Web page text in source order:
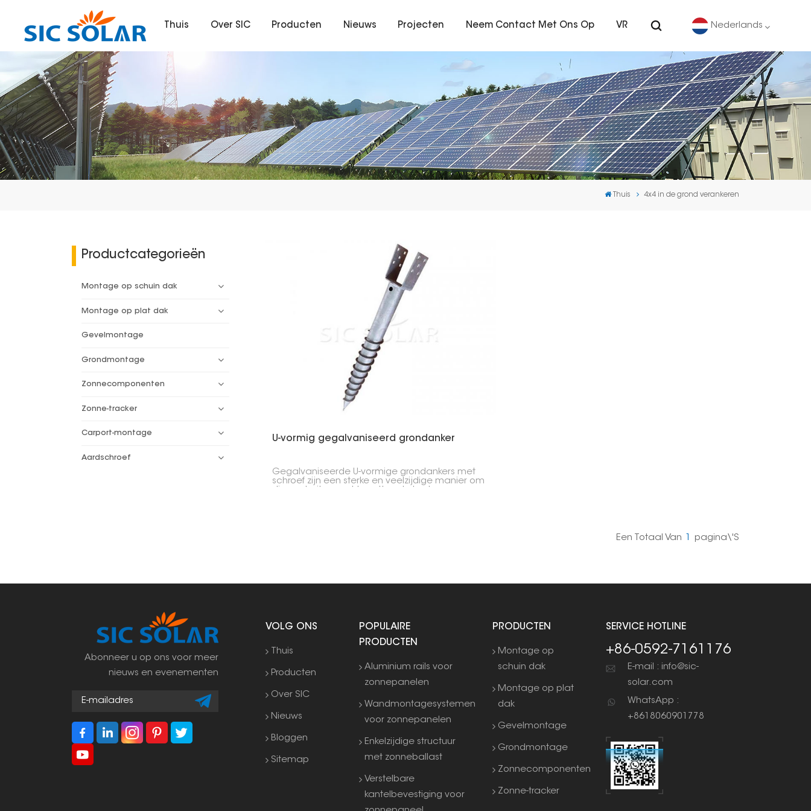
Thuis Over SIC Producten Nieuws Projecten Neem Contact Met Ons Op VR Nederlands
English
Deutsch
español
português
Thuis 4x4 in de grond verankeren
Productcategorieën
Montage op schuin dak
Montage op plat dak
Gevelmontage
Grondmontage
Zonnecomponenten
Zonne-tracker
Carport-montage
Aardschroef
U-vormig gegalvaniseerd grondanker
Gegalvaniseerde U-vormige grondankers met
schroef zijn een sterke en veelzijdige manier om
Een Totaal Van Pagina\'s
Abonneer u op ons voor meer
nieuws en evenementen
VOLG ONS
Thuis
Producten
Over SIC
Nieuws
Bloggen
Sitemap
POPULAIRE
PRODUCTEN
Aluminium rails voor
zonnepanelen
Wandmontagesystemen
voor zonnepanelen
Enkelzijdige structuur
met zonneballast
Verstelbare
kantelbevestiging voor
PRODUCTEN
Montage op
schuin dak
Montage op plat
dak
Gevelmontage
Grondmontage
Zonnecomponenten
Zonne-tracker
SERVICE HOTLINE
+86-0592-7161176
E-mail : info@sic-
solar.com
WhatsApp :
+8618060901778